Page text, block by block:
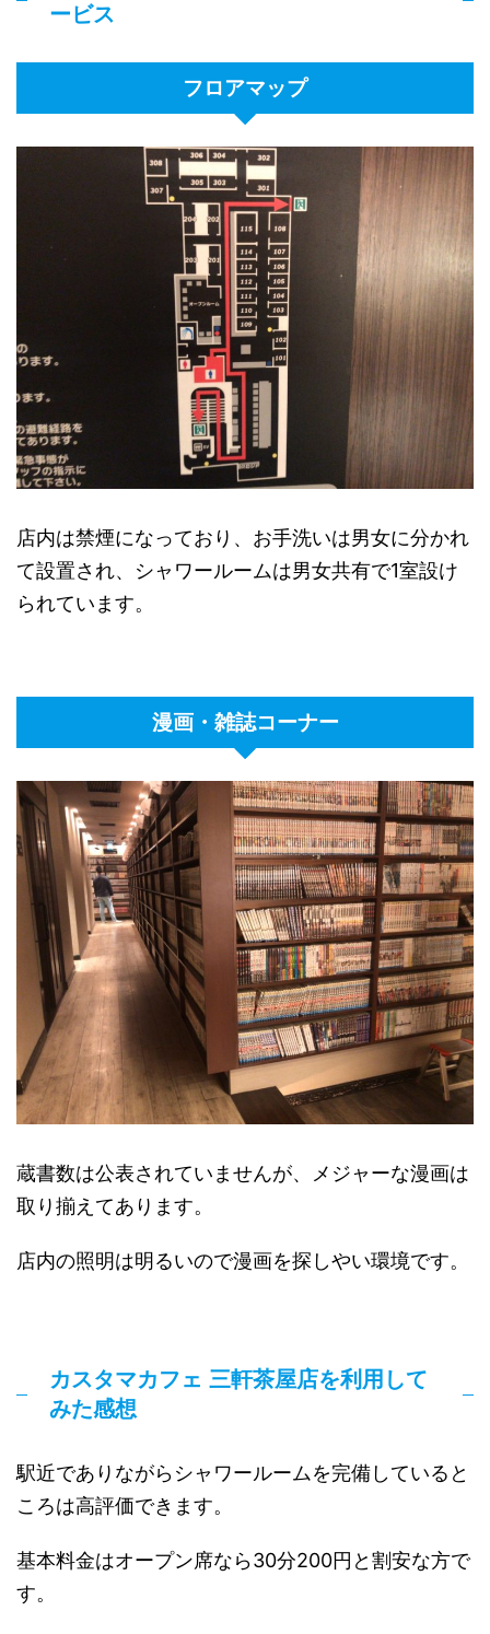
ービス
フロアマップ
店内は禁煙になっており、お手洗いは男女に分かれ
て設置され、シャワールームは男女共有で1室設け
られています。
漫画・雑誌コーナー
蔵書数は公表されていませんが、メジャーな漫画は
取り揃えてあります。
店内の照明は明るいので漫画を探しやい環境です。
カスタマカフェ 三軒茶屋店を利用して
みた感想
駅近でありながらシャワールームを完備していると
ころは高評価できます。
基本料金はオープン席なら30分200円と割安な方で
す。